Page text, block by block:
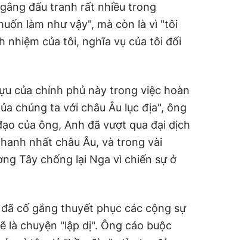
đấu tranh rất nhiều trong
làm như vậy", mà còn là vì "tôi
nhiệm của tôi, nghĩa vụ của tôi đối
của chính phủ này trong việc hoàn
chúng ta với châu Âu lục địa", ông
của ông, Anh đã vượt qua đại dịch
nhất châu Âu, và trong vài
Tây chống lại Nga vì chiến sự ở
cố gắng thuyết phục các cộng sự
là chuyện "lập dị". Ông cáo buộc